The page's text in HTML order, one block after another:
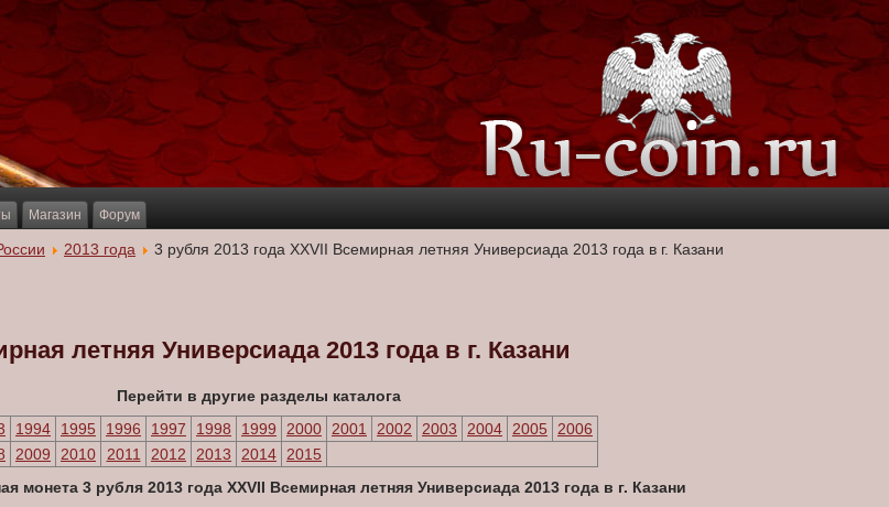
Магазин Форум
2013 года 3 рубля 2013 года XXVII Всемирная летняя Универсиада 2013 года в г. Казани
летняя Универсиада 2013 года в г. Казани
Перейти в другие разделы каталога
1994 1995 1996 1997 1998 1999 2000 2001 2002 2003 2004 2005
2006
2009 2010 2011 2012 2013 2014
2015
монета 3 рубля 2013 года XXVII Всемирная летняя Универсиада 2013 года в г. Казани